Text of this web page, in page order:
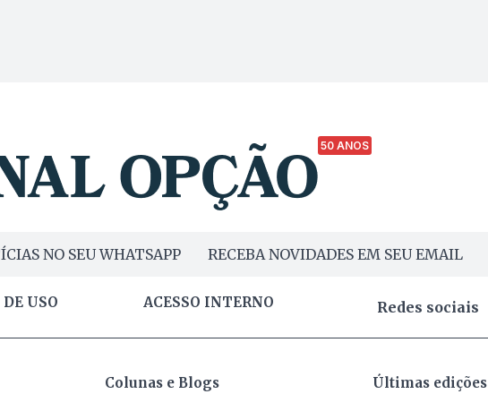
50 ANOS
NO SEU WHATSAPP RECEBA NOVIDADES EM SEU EMAIL
USO ACESSO INTERNO Redes sociais
Colunas e Blogs Últimas edições